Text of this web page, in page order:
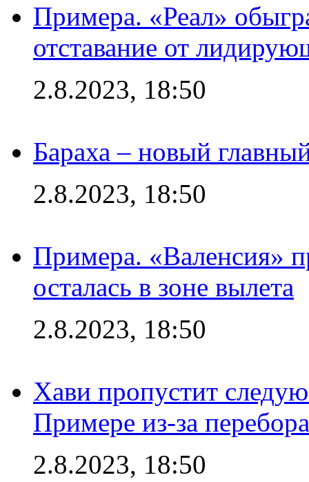
Примера. «Реал»
отставание от
2.8.2023, 18:50
Бараха – новый
2.8.2023, 18:50
Примера. «Валенсия»
осталась в зоне вылета
2.8.2023, 18:50
Хави пропустит
Примере из-за
2.8.2023, 18:50